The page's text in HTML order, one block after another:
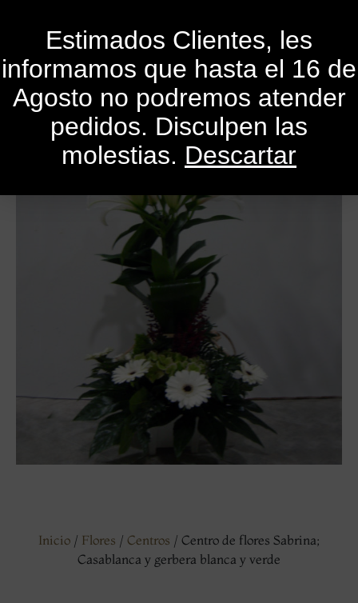
Estimados Clientes, les
informamos que hasta el 16 de
Agosto no podremos atender
pedidos. Disculpen las
molestias. Descartar
Inicio / Flores / Centros / Centro de flores Sabrina;
Casablanca y gerbera blanca y verde